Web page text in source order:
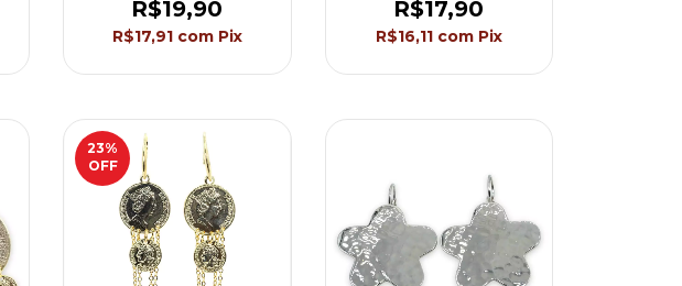
R$19,90
R$17,91 com Pix
R$17,90
R$16,11 com Pix
23%
OFF